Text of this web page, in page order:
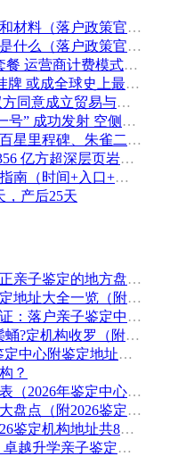
中山市户口迁入需要什么条件和材料（落户政策官方解读）
洛阳户口迁入条件和办理流程是什么（落户政策官方问答汇总）
中国电信推出全国层面Token套餐 运营商计费模式从”流量”迈向”算力”
SpaceX计划6月12日纳斯达克挂牌 或成全球史上最大规模IPO
中美经贸磋商达成五项成果 双方同意成立贸易与投资双理事会
成都首颗城市专属卫星 “蓉城一号” 成功发射 空侧直转模式同步落地 双重大突破助力国际门户枢纽建设
中国商业航天强势崛起！力箭百星里程碑、朱雀二号改进型发射成功
重大能源突破！四川发现超 2356 亿方超深层页岩气田，保障国家能源安全
2026年杭州城乡居民医保缴纳指南（时间+入口+金额）
，产后25天
劲爆！东莞东坑中量鉴证：公正亲子鉴定的地方盘整（附2026年5月鉴定汇总）
东莞寮步：亲子鉴定中心附鉴定地址大全一览（附2026年鉴定机构推荐）
便民分享：东莞望牛墩中量鉴证：落户亲子鉴定中心地址排名（附鉴定办理流程费用）
不容错过东莞高?侗就粮鋈饲鬃蛹?定机构收罗（附2026年5月鉴定手续）
安心！宁波鄞州地区BB亲子鉴定中心附鉴定地址大全一览（附2026年最全鉴定手续）
？
北京密云区亲子鉴定机构价目表（2026年鉴定中心地址盘点）
北京大兴区亲子鉴定机构费用大盘点（附2026鉴定地址大全）
北京亲子鉴定中心详情（附2026鉴定机构地址共8家）
收费透明-天津和平中量科普：卓越升学亲子鉴定细目大全（附2026年全新鉴定）